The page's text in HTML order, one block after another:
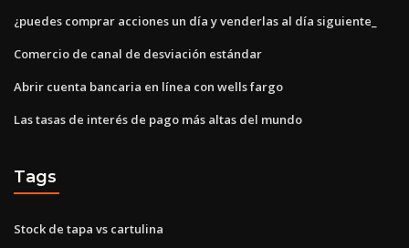
¿puedes comprar acciones un día y venderlas al día siguiente_
Comercio de canal de desviación estándar
Abrir cuenta bancaria en línea con wells fargo
Las tasas de interés de pago más altas del mundo
Tags
Stock de tapa vs cartulina